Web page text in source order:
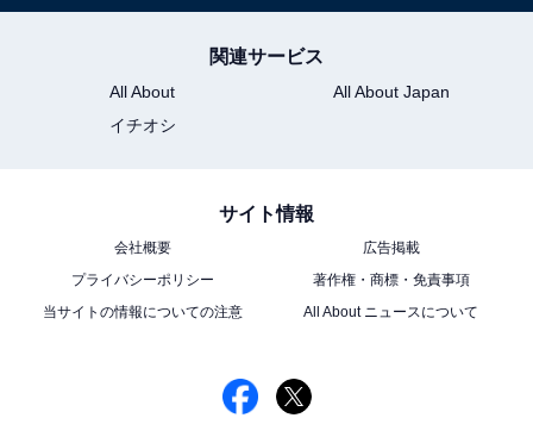
関連サービス
All About
All About Japan
イチオシ
サイト情報
会社概要
広告掲載
プライバシーポリシー
著作権・商標・免責事項
当サイトの情報についての注意
All About ニュースについて